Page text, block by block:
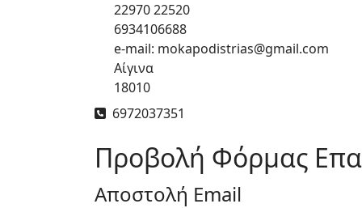
22970 22520
6934106688
e-mail: mokapodistrias@gmail.com
Αίγινα
18010
Τηλέφωνο
6972037351
Προβολή Φόρμας
Αποστολή Email